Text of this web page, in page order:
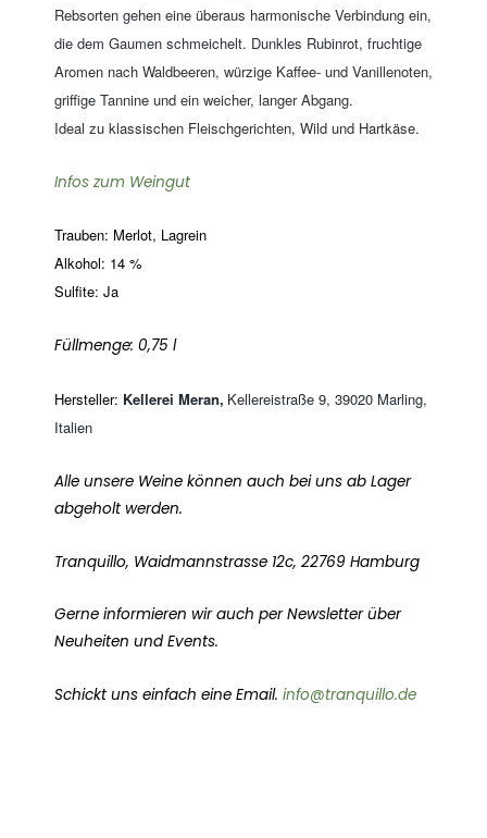
Rebsorten gehen eine überaus harmonische Verbindung ein,
die dem Gaumen schmeichelt. Dunkles Rubinrot, fruchtige
Aromen nach Waldbeeren, würzige Kaffee- und Vanillenoten,
griffige Tannine und ein weicher, langer Abgang.
Ideal zu klassischen Fleischgerichten, Wild und Hartkäse.
Infos zum Weingut
Trauben: Merlot, Lagrein
Alkohol: 14 %
Sulfite: Ja
Füllmenge: 0,75 l
Hersteller: Kellerei Meran, Kellereistraße 9, 39020 Marling,
Italien
Alle unsere Weine können auch bei uns ab Lager
abgeholt werden.
Tranquillo, Waidmannstrasse 12c, 22769 Hamburg
Gerne informieren wir auch per Newsletter über
Neuheiten und Events.
Schickt uns einfach eine Email. info@tranquillo.de